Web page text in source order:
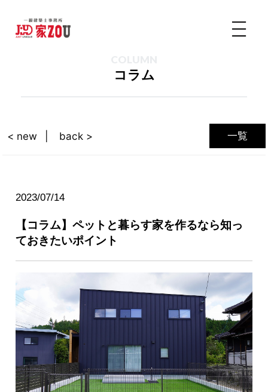
コラム
一覧
< new back >
2023/07/14
【コラム】ペットと暮らす家を作るなら知っ
ておきたいポイント